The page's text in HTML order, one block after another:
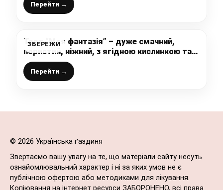
Перейти →
ЗБЕРЕЖИ
Торт “Моя фантазія” – дуже смачний,
пористий, ніжний, з ягідною кислинкою та
ніжним кремом, ну просто тане у роті
Перейти →
© 2026 Українська ґаздиня
Звертаємо вашу увагу на те, що матеріали сайту несуть
ознайомлювальний характер і ні за яких умов не є
публічною офертою або методиками для лікування.
Копіювання на інтернет ресурси ЗАБОРОНЕНО, всі права